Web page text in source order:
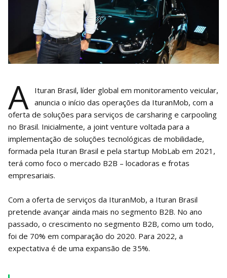
A
Ituran Brasil, líder global em monitoramento veicular,
anuncia o início das operações da IturanMob, com a
oferta de soluções para serviços de carsharing e carpooling
no Brasil. Inicialmente, a joint venture voltada para a
implementação de soluções tecnológicas de mobilidade,
formada pela Ituran Brasil e pela startup MobLab em 2021,
terá como foco o mercado B2B – locadoras e frotas
empresariais.
Com a oferta de serviços da IturanMob, a Ituran Brasil
pretende avançar ainda mais no segmento B2B. No ano
passado, o crescimento no segmento B2B, como um todo,
foi de 70% em comparação do 2020. Para 2022, a
expectativa é de uma expansão de 35%.